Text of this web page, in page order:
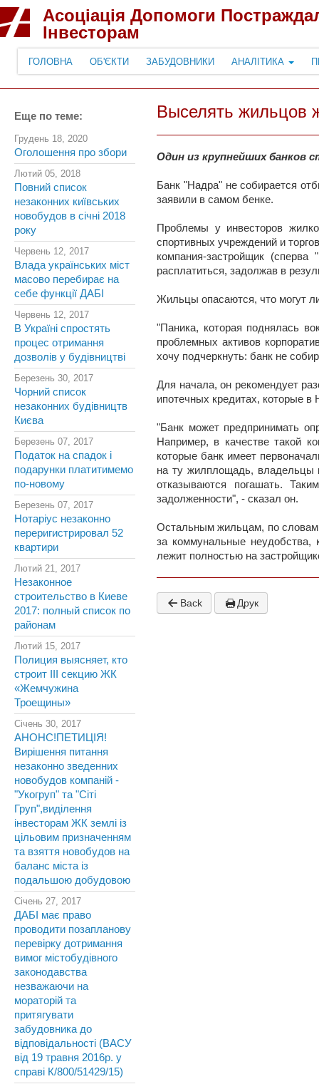
Асоціація Допомоги
Інвесторам
ГОЛОВНА ОБ'ЄКТИ ЗАБУДОВНИКИ АНАЛІТИКА
Еще по теме:
Грудень 18, 2020
Оголошення про збори
Лютий 05, 2018
Повний список
незаконних київських
новобудов в січні 2018
року
Червень 12, 2017
Влада українських міст
масово перебирає на
себе функції ДАБІ
Червень 12, 2017
В Україні спростять
процес отримання
дозволів у будівництві
Березень 30, 2017
Чорний список
незаконних будівництв
Києва
Березень 07, 2017
Податок на спадок і
подарунки платитимемо
по-новому
Березень 07, 2017
Нотаріус незаконно
переригистрировал 52
квартири
Лютий 21, 2017
Незаконное
строительство в Киеве
2017: полный список по
районам
Лютий 15, 2017
Полиция выясняет, кто
строит III секцию ЖК
«Жемчужина
Троещины»
Січень 30, 2017
АНОНС!ПЕТИЦІЯ!
Вирішення питання
незаконно зведенних
новобудов компаній -
"Укогруп" та "Сіті
Груп",виділення
інвесторам ЖК землі із
цільовим призначенням
та взяття новобудов на
баланс міста із
подальшою добудовою
Січень 27, 2017
ДАБІ має право
проводити позапланову
перевірку дотримання
вимог містобудівного
законодавства
незважаючи на
мораторій та
притягувати
забудовника до
відповідальності (ВАСУ
від 19 травня 2016р. у
справі К/800/51429/15)
Выселять жильцов
Один из крупнейших банков
Банк "Надра" не собирается
заявили в самом бенке.
Проблемы у инвесторов
спортивных учреждений и
компания-застройщик
расплатиться, задолжав в
Жильцы опасаются, что могут
"Паника, которая поднялась
проблемных активов
хочу подчеркнуть: банк не
Для начала, он рекомендует
ипотечных кредитах, которые
"Банк может предпринимать
Например, в качестве такой
которые банк имеет
на ту жилплощадь, владельцы
отказываются погашать.
задолженности", - сказал он.
Остальным жильцам, по словам
за коммунальные неудобства,
лежит полностью на
Back Друк